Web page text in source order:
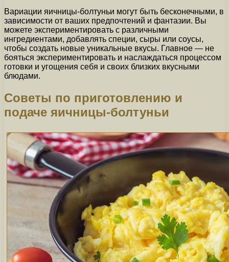
Вариации яичницы-болтуньи могут быть бесконечными, в
зависимости от ваших предпочтений и фантазии. Вы
можете экспериментировать с различными
ингредиентами, добавлять специи, сыры или соусы,
чтобы создать новые уникальные вкусы. Главное — не
бояться экспериментировать и наслаждаться процессом
готовки и угощения себя и своих близких вкусными
блюдами.
Советы по приготовлению и
подаче яичницы-болтуньи